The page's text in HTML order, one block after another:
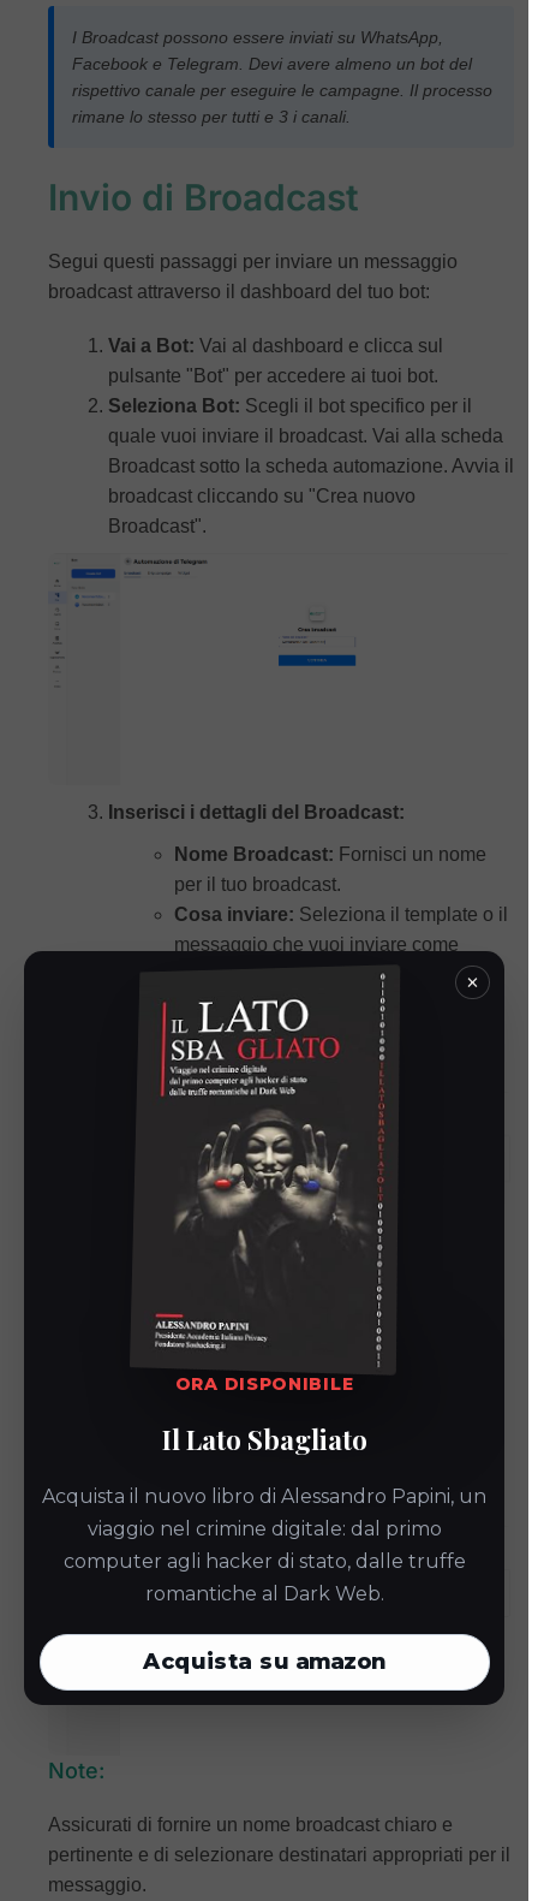
×
ORA DISPONIBILE
Il Lato Sbagliato
Acquista il nuovo libro di Alessandro Papini, un
viaggio nel crimine digitale: dal primo
computer agli hacker di stato, dalle truffe
romantiche al Dark Web.
Acquista su amazon
I Broadcast possono essere inviati su WhatsApp,
Facebook e Telegram. Devi avere almeno un bot del
rispettivo canale per eseguire le campagne. Il processo
rimane lo stesso per tutti e 3 i canali.
Invio di Broadcast
Segui questi passaggi per inviare un messaggio
broadcast attraverso il dashboard del tuo bot:
Vai a Bot: Vai al dashboard e clicca sul
pulsante "Bot" per accedere ai tuoi bot.
Seleziona Bot: Scegli il bot specifico per il
quale vuoi inviare il broadcast. Vai alla scheda
Broadcast sotto la scheda automazione. Avvia il
broadcast cliccando su "Crea nuovo
Broadcast".
Inserisci i dettagli del Broadcast:
Nome Broadcast: Fornisci un nome
per il tuo broadcast.
Cosa inviare: Seleziona il template o il
messaggio che vuoi inviare come
A chi inviare:Scegli il pubblico a cui
vuoi inviare il broadcast dalle opzioni
fornite.
Seleziona la Tempistica:
Decidi quando
inviare il broadcast scegliendo tra "Ora" o
Crea Broadcast:Dopo aver compilato tutti i
Broadcast" per inviare il broadcast.
Note:
Assicurati di fornire un nome broadcast chiaro e
pertinente e di selezionare destinatari appropriati per il
messaggio.